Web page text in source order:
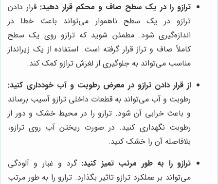
ترازو را در یک سطح صاف و محکم قرار دهید: قرار دادن
ترازو در یک سطح ناهموار می‌تواند باعث خطا در
اندازه‌گیری شود. مطمئن شوید که ترازو روی یک سطح
کاملاً صاف و تراز قرار گرفته است. استفاده از یک زیرانداز
مناسب می‌تواند به جلوگیری از لغزش ترازو کمک کند.
از قرار دادن ترازو در معرض رطوبت و آب خودداری کنید:
رطوبت و آب می‌تواند به قطعات داخلی ترازو آسیب برساند
و باعث خرابی آن شود. ترازو را در محیط خشک و دور از
رطوبت نگهداری کنید. در صورت ریختن آب روی ترازو،
بلافاصله آن را خشک کنید.
ترازو را به طور مرتب تمیز کنید: گرد و غبار و آلودگی
می‌تواند بر عملکرد ترازو تاثیر بگذارد. ترازو را به طور مرتب